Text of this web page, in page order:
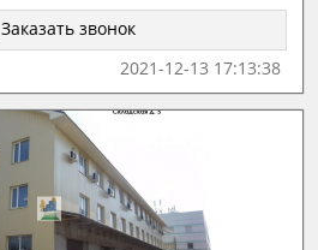
Заказать звонок
2021-12-13 17:13:38